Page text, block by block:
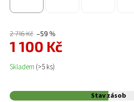
2 716 Kč –59 %
1 100 Kč
Měrná cena:
Skladem (>5 ks)
Stav zásob